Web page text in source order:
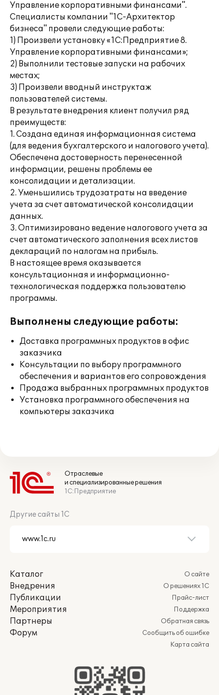
Управление корпоративными финансами".
Специалисты компании "1С-Архитектор
бизнеса" провели следующие работы:
1) Произвели установку «1С:Предприятие 8.
Управление корпоративными финансами»;
2) Выполнили тестовые запуски на рабочих
местах;
3) Произвели вводный инструктаж
пользователей системы.
В результате внедрения клиент получил ряд
преимуществ:
1. Создана единая информационная система
(для ведения бухгалтерского и налогового учета).
Обеспечена достоверность перенесенной
информации, решены проблемы ее
консолидации и детализации.
2. Уменьшились трудозатраты на введение
учета за счет автоматической консолидации
данных.
3. Оптимизировано ведение налогового учета за
счет автоматического заполнения всех листов
деклараций по налогам на прибыль.
В настоящее время оказывается
консультационная и информационно-
технологическая поддержка пользователю
программы.
Выполнены следующие работы:
Доставка программных продуктов в офис
заказчика
Консультации по выбору программного
обеспечения и вариантов его сопровождения
Продажа выбранных программных продуктов
Установка программного обеспечения на
компьютеры заказчика
Отраслевые
и специализированные решения
1С:Предприятие
Другие сайты 1С
Каталог
Внедрения
Публикации
Мероприятия
Партнеры
Форум
О сайте
О решениях 1С
Прайс-лист
Поддержка
Обратная связь
Сообщить об ошибке
Карта сайта